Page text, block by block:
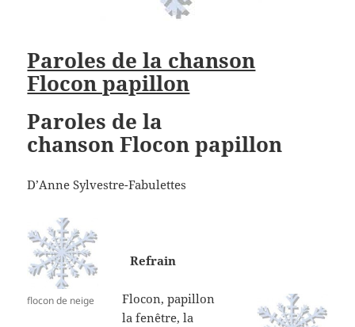
Paroles de la chanson
Flocon papillon
Paroles de la
chanson Flocon papillon
D’Anne Sylvestre-Fabulettes
flocon de neige
Refrain
Flocon, papillon
la fenêtre, la